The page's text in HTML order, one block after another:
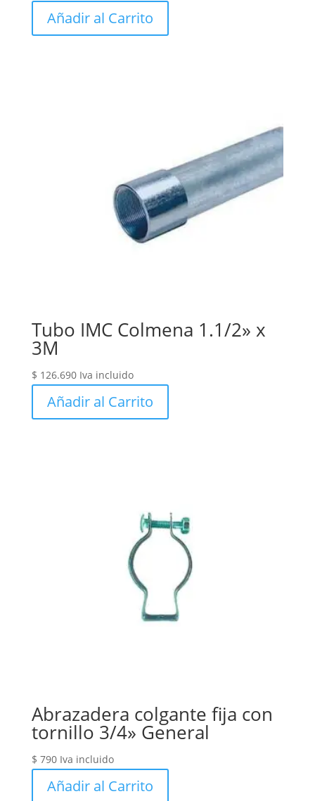
Añadir al Carrito
Tubo IMC Colmena 1.1/2» x
3M
$ 126.690 Iva incluido
Añadir al Carrito
Abrazadera colgante fija con
tornillo 3/4» General
$ 790 Iva incluido
Añadir al Carrito